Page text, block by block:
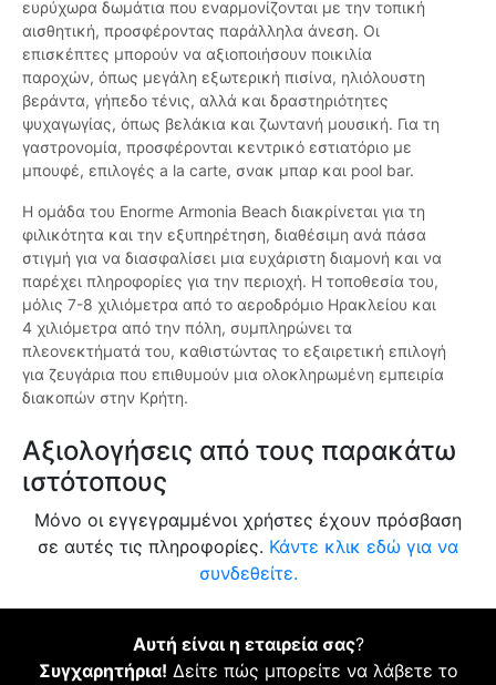
ευρύχωρα δωμάτια που εναρμονίζονται με την τοπική
αισθητική, προσφέροντας παράλληλα άνεση. Οι
επισκέπτες μπορούν να αξιοποιήσουν ποικιλία
παροχών, όπως μεγάλη εξωτερική πισίνα, ηλιόλουστη
βεράντα, γήπεδο τένις, αλλά και δραστηριότητες
ψυχαγωγίας, όπως βελάκια και ζωντανή μουσική. Για τη
γαστρονομία, προσφέρονται κεντρικό εστιατόριο με
μπουφέ, επιλογές a la carte, σνακ μπαρ και pool bar.
Η ομάδα του Enorme Armonia Beach διακρίνεται για τη
φιλικότητα και την εξυπηρέτηση, διαθέσιμη ανά πάσα
στιγμή για να διασφαλίσει μια ευχάριστη διαμονή και να
παρέχει πληροφορίες για την περιοχή. Η τοποθεσία του,
μόλις 7-8 χιλιόμετρα από το αεροδρόμιο Ηρακλείου και
4 χιλιόμετρα από την πόλη, συμπληρώνει τα
πλεονεκτήματά του, καθιστώντας το εξαιρετική επιλογή
για ζευγάρια που επιθυμούν μια ολοκληρωμένη εμπειρία
διακοπών στην Κρήτη.
Αξιολογήσεις από τους παρακάτω
ιστότοπους
Μόνο οι εγγεγραμμένοι χρήστες έχουν πρόσβαση
σε αυτές τις πληροφορίες. Κάντε κλικ εδώ για να
συνδεθείτε.
Αυτή είναι η εταιρεία σας?
Συγχαρητήρια! Δείτε πώς μπορείτε να λάβετε το